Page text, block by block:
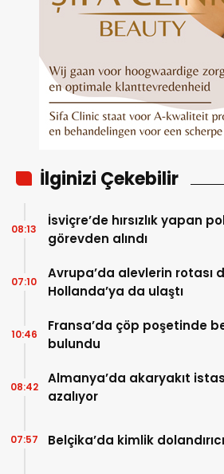
İlginizi Çekebilir
İsviçre’de hırsızlık yapan
görevden alındı
08:13
Avrupa’da alevlerin rotası
Hollanda’ya da ulaştı
07:10
Fransa’da çöp poşetinde
bulundu
10:46
Almanya’da akaryakıt
azalıyor
08:42
Belçika’da kimlik
07:57